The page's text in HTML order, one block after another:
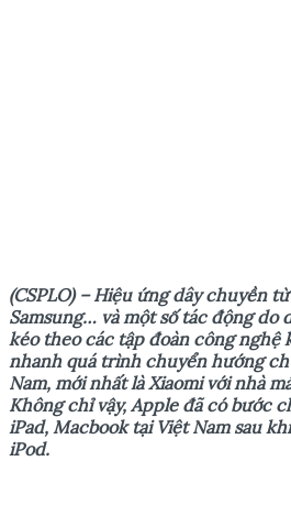
(CSPLO) – Hiệu ứng dây chuyền
Samsung… và một số tác động do
kéo theo các tập đoàn công nghệ
nhanh quá trình chuyển hướng
Nam, mới nhất là Xiaomi với nhà
Không chỉ vậy, Apple đã có bước
iPad, Macbook tại Việt Nam sau
iPod.